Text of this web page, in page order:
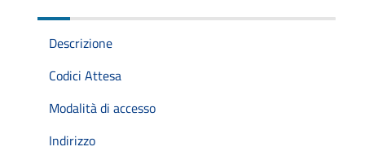
Descrizione
Codici Attesa
Modalità di accesso
Indirizzo